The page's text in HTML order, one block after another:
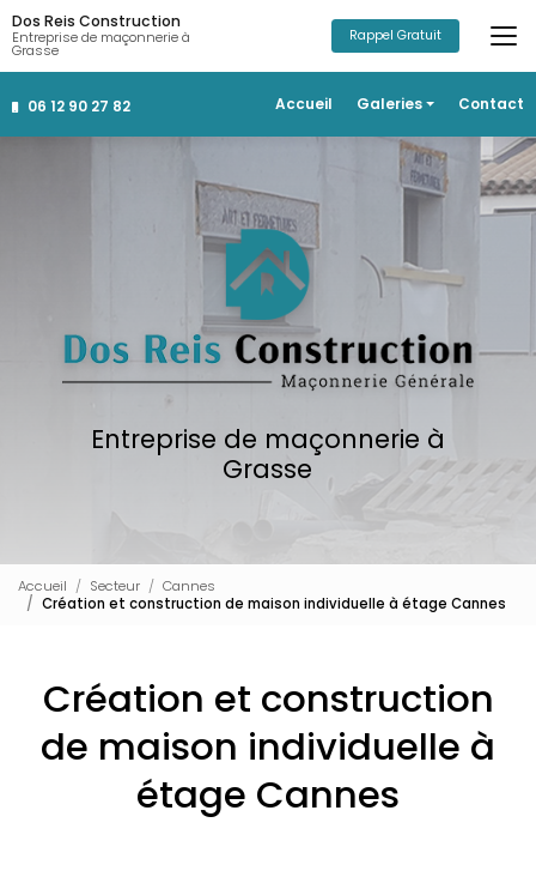
Aller
au
contenu
principal
06 12 90 27 82 Accueil Galeries
Rénovation
Salle de bain
Aménagements extérieurs
Contact
Dos Reis Construction
Entreprise de maçonnerie à
Grasse
Rappel Gratuit
Entreprise de maçonnerie à
Grasse
Accueil Secteur
Cannes
Création et construction de maison individuelle à étage Cannes
Création et construction
de maison individuelle à
étage Cannes